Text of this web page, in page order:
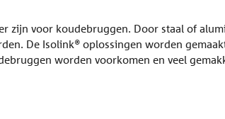
voor koudebruggen. Door staal of
De Isolink® oplossingen worden
worden voorkomen en veel